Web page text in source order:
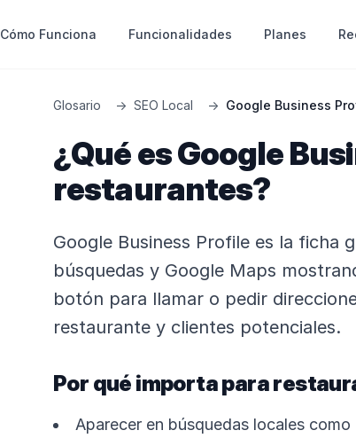
Cómo Funciona Funcionalidades Planes
Glosario → SEO Local → Google Business
¿Qué es Google
restaurantes?
Google Business Profile es la ficha
búsquedas y Google Maps
botón para llamar o pedir
restaurante y clientes potenciales.
Por qué importa para
Aparecer en búsquedas locales